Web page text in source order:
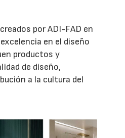
por ADI-FAD en
en el diseño
productos y
de diseño,
a la cultura del